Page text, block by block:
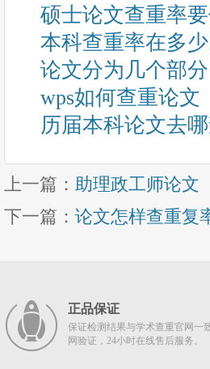
硕士论文查重率
本科查重率在多
论文分为几个部分
wps如何查重论文
历届本科论文去
上一篇： 助理政工师论文
下一篇： 论文怎样查重复
正品保证
保证检测结果与学术查重官网一
网验证，24小时在线售后服务。